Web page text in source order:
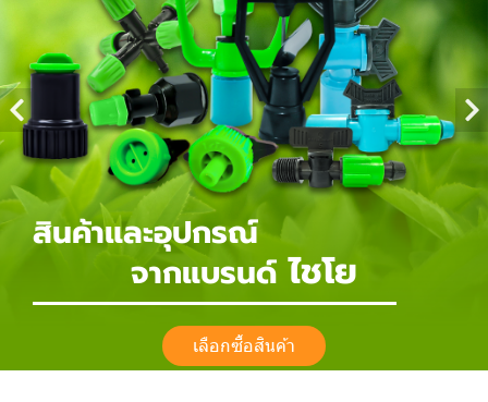
สินค้าและอุปกรณ์
จากแบรนด์ ไชโย
เลือกซื้อสินค้า